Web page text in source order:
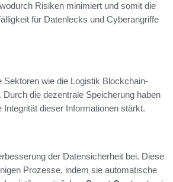
Risiken minimiert und somit die
für Datenlecks und Cyberangriffe
wie die Logistik Blockchain-
die dezentrale Speicherung haben
dieser Informationen stärkt.
der Datensicherheit bei. Diese
Prozesse, indem sie automatische